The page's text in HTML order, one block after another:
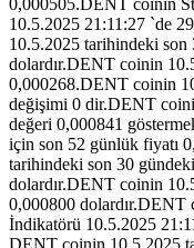
10.5.2025 21:11:27 `de
10.5.2025 tarihindeki
dolardır.DENT coinin
0,000268.DENT coinin
değişimi 0 dir.DENT
değeri 0,000841
için son 52 günlük fiyatı
tarihindeki son 30
dolardır.DENT coinin
0,000800 dolardır.DENT
İndikatörü 10.5.2025
DENT coinin 10.5.2025